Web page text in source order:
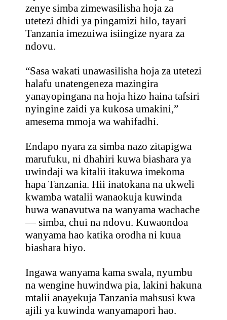
zenye simba zimewasilisha hoja za
utetezi dhidi ya pingamizi hilo, tayari
Tanzania imezuiwa isiingize nyara za
ndovu.
“Sasa wakati unawasilisha hoja za utetezi
halafu unatengeneza mazingira
yanayopingana na hoja hizo haina tafsiri
nyingine zaidi ya kukosa umakini,”
amesema mmoja wa wahifadhi.
Endapo nyara za simba nazo zitapigwa
marufuku, ni dhahiri kuwa biashara ya
uwindaji wa kitalii itakuwa imekoma
hapa Tanzania. Hii inatokana na ukweli
kwamba watalii wanaokuja kuwinda
huwa wanavutwa na wanyama wachache
— simba, chui na ndovu. Kuwaondoa
wanyama hao katika orodha ni kuua
biashara hiyo.
Ingawa wanyama kama swala, nyumbu
na wengine huwindwa pia, lakini hakuna
mtalii anayekuja Tanzania mahsusi kwa
ajili ya kuwinda wanyamapori hao.